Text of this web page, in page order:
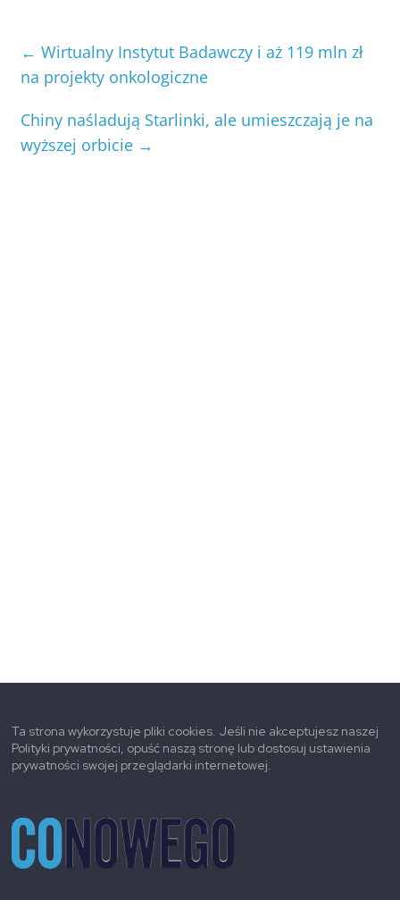
← Wirtualny Instytut Badawczy i aż 119 mln zł
na projekty onkologiczne
Chiny naśladują Starlinki, ale umieszczają je na
wyższej orbicie →
Ta strona wykorzystuje pliki cookies. Jeśli nie akceptujesz naszej
Polityki prywatności, opuść naszą stronę lub dostosuj ustawienia
prywatności swojej przeglądarki internetowej.